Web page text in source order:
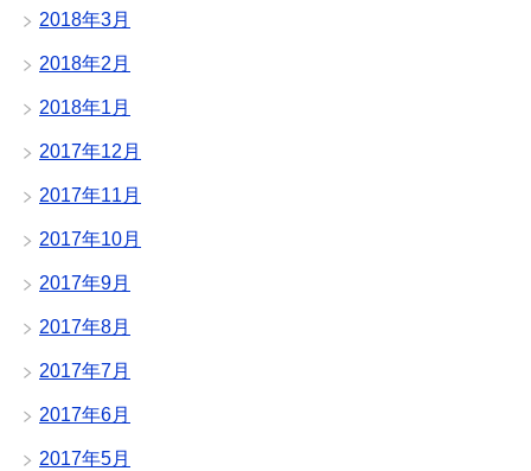
2018年3月
2018年2月
2018年1月
2017年12月
2017年11月
2017年10月
2017年9月
2017年8月
2017年7月
2017年6月
2017年5月